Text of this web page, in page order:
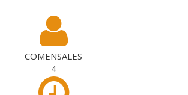
COMENSALES
4